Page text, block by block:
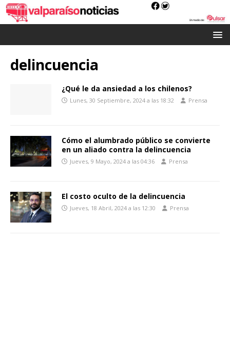
delincuencia
¿Qué le da ansiedad a los chilenos?
Lunes, 30 Septiembre, 2024 a las 18:32 Prensa
Cómo el alumbrado público se convierte
en un aliado contra la delincuencia
Jueves, 9 Mayo, 2024 a las 04:36 Prensa
El costo oculto de la delincuencia
Jueves, 18 Abril, 2024 a las 12:30 Prensa